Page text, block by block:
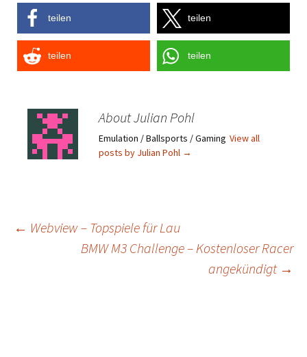
teilen teilen
teilen teilen
About Julian Pohl
Emulation / Ballsports / Gaming View all
posts by Julian Pohl →
Post
← Webview – Topspiele für Lau
BMW M3 Challenge – Kostenloser Racer
angekündigt →